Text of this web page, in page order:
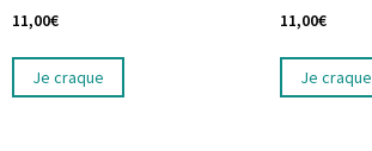
11,00€
Je craque
11,00€
Je craque